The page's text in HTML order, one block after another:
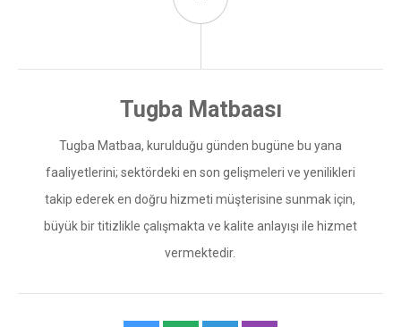
Tugba Matbaa, kurulduğu günden bugüne bu yana
faaliyetlerini; sektördeki en son gelişmeleri ve yenilikleri
takip ederek en doğru hizmeti müşterisine sunmak için,
büyük bir titizlikle çalışmakta ve kalite anlayışı ile hizmet
vermektedir.